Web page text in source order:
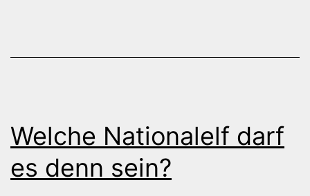
Leipzig?
Welche Nationalelf darf
es denn sein?